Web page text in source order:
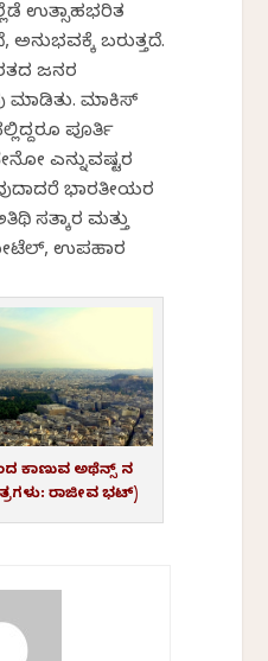
ಉತ್ಸಾಹಭರಿತ
ಅನುಭವಕ್ಕೆ ಬರುತ್ತದೆ.
ಜನರ
ಮಾಡಿತು. ಮಾಕಿಸ್
ಪೂರ್ತಿ
ಎನ್ನುವಷ್ಟರ
ಭಾರತೀಯರ
ಸತ್ಕಾರ ಮತ್ತು
ಉಪಹಾರ
ಕಾಣುವ ಅಥೆನ್ಸ್ ನ
ರಾಜೀವ ಭಟ್)